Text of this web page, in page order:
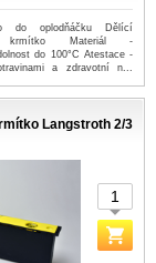
do oplodňáčku Dělící
krmítko Materiál -
do 100°C Atestace -
a zdravotní n...
Langstroth 2/3